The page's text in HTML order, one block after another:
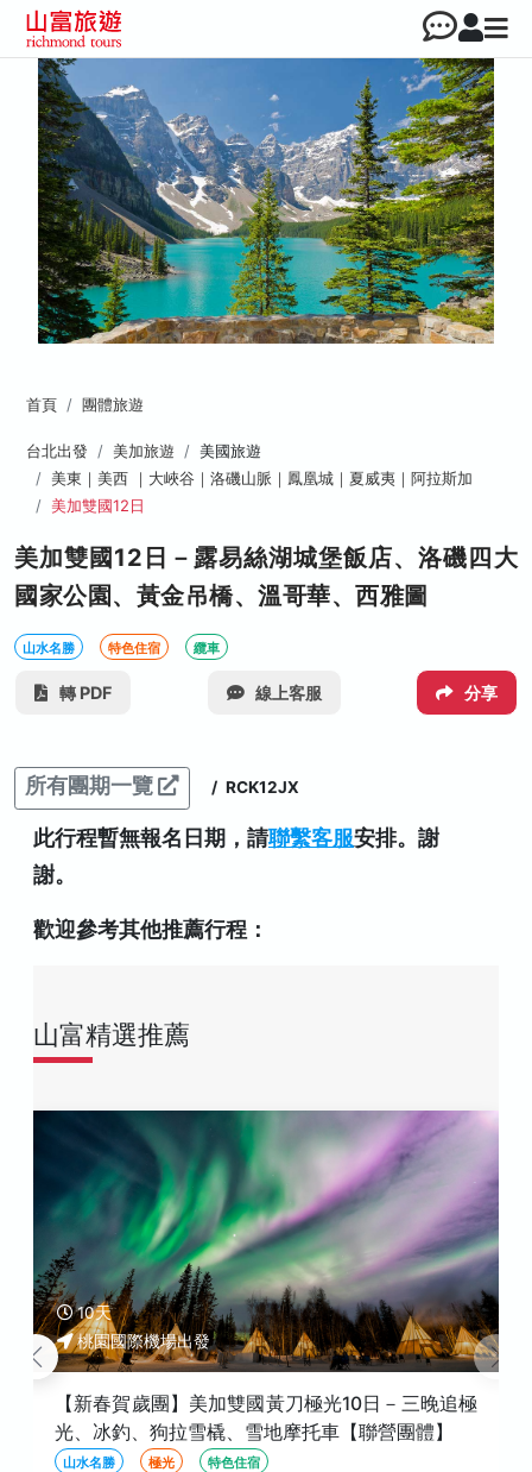
首頁 團體旅遊
台北出發 美加旅遊
美國旅遊
美東｜美西 ｜大峽谷｜洛磯山脈｜鳳凰城｜夏威夷｜阿拉斯加
美加雙國12日
美加雙國12日－露易絲湖城堡飯店、洛磯四大
國家公園、黃金吊橋、溫哥華、西雅圖
山水名勝 特色住宿 纜車
轉 PDF 線上客服 分享
所有團期一覽 / RCK12JX
此行程暫無報名日期，請聯繫客服安排。謝
謝。
歡迎參考其他推薦行程：
山富精選推薦
10天
桃園國際機場出發
【新春賀歲團】美加雙國黃刀極光10日－三晚追極
光、冰釣、狗拉雪橇、雪地摩托車【聯營團體】
山水名勝 極光 特色住宿